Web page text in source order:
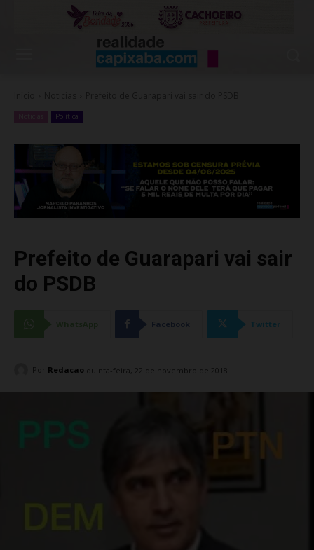
Política
Prefeito de Guarapari vai sair
do PSDB
Facebook Twitter
Por Redacao quinta-feira, 22 de novembro de 2018